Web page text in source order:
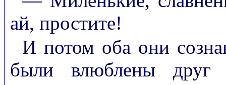
ай, простите!
И потом оба они
были влюблены